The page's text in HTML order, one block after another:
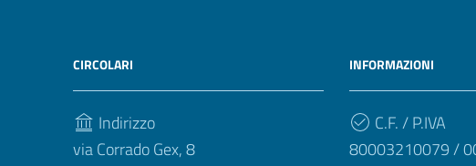
CIRCOLARI
Indirizzo
via Corrado Gex, 8
INFORMAZIONI
C.F. / P.IVA
80003210079 /